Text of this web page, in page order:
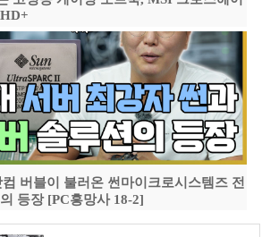
버블이 불러온 썬마이크로시스템즈 전
등장 [PC흥망사 18-2]